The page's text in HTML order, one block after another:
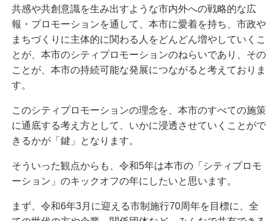
共感や共創意識を生み出すような市内外への戦略的な広
報・プロモーションを通して、本市に愛着を持ち、市政や
まちづくりに主体的に関わる人をどんどん増やしていくこ
とが、本市のシティプロモーションのねらいであり、その
ことが、本市の持続可能な発展につながると考えておりま
す。
このシティプロモーションの理念を、本市のすべての施策
に通底する考え方として、いかに浸透させていくことがで
きるかが「鍵」となります。
そういった観点からも、令和5年は本市の「シティプロモ
ーション」のキックオフの年にしたいと思います。
まず、令和6年3月に迎える市制施行70周年を目標に、全